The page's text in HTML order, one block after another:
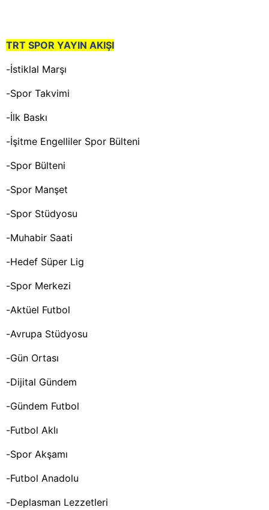
TRT SPOR YAYIN AKIŞI
-İstiklal Marşı
-Spor Takvimi
-İlk Baskı
-İşitme Engelliler Spor Bülteni
-Spor Bülteni
-Spor Manşet
-Spor Stüdyosu
-Muhabir Saati
-Hedef Süper Lig
-Spor Merkezi
-Aktüel Futbol
-Avrupa Stüdyosu
-Gün Ortası
-Dijital Gündem
-Gündem Futbol
-Futbol Aklı
-Spor Akşamı
-Futbol Anadolu
-Deplasman Lezzetleri